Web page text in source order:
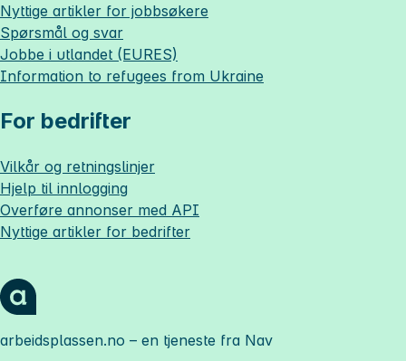
Nyttige artikler for jobbsøkere
Spørsmål og svar
Jobbe i utlandet (EURES)
Information to refugees from Ukraine
For bedrifter
Vilkår og retningslinjer
Hjelp til innlogging
Overføre annonser med API
Nyttige artikler for bedrifter
arbeidsplassen.no – en tjeneste fra Nav